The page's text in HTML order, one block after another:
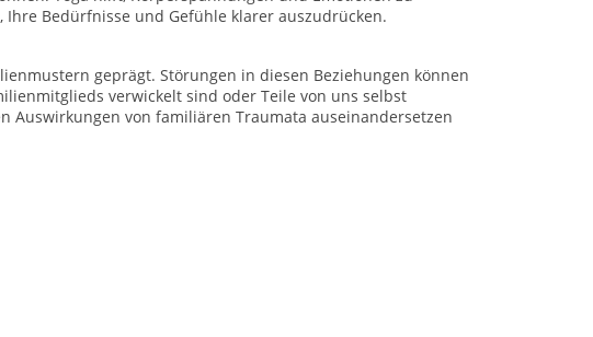
Bedürfnisse und Gefühle klarer auszudrücken.
geprägt. Störungen in diesen Beziehungen können
verwickelt sind oder Teile von uns selbst
von familiären Traumata auseinandersetzen